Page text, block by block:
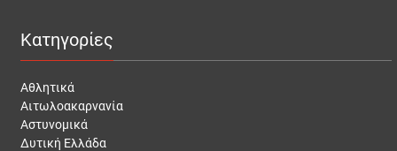
Κατηγορίες
Αθλητικά
Αιτωλοακαρνανία
Αστυνομικά
Δυτική Ελλάδα